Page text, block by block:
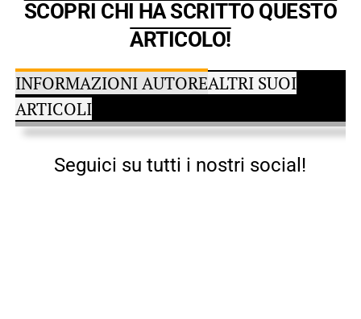
SCOPRI CHI HA SCRITTO QUESTO
ARTICOLO!
INFORMAZIONI AUTOREALTRI SUOI
ARTICOLI
Seguici su tutti i nostri social!